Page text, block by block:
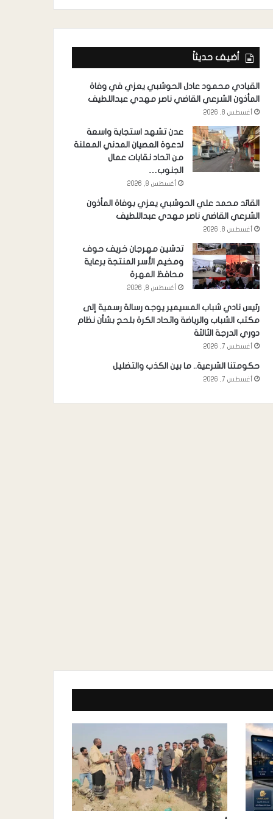
أضيف حديثاً
القيادي محمود عادل الحوشبي يعزي في وفاة
المأذون الشرعي القاضي ناصر مهدي عبداللطيف
أغسطس 8, 2026
عدن تشهد استجابة واسعة
لدعوة العصيان المدني المعلنة
من اتحاد نقابات عمال
الجنوب…
أغسطس 8, 2026
القائد محمد علي الحوشبي يعزي بوفاة المأذون
الشرعي القاضي ناصر مهدي عبداللطيف
أغسطس 8, 2026
تدشين مهرجان خريف حوف
ومخيم الأسر المنتجة برعاية
محافظ المهرة
أغسطس 8, 2026
رئيس نادي شباب المسيمير يوجه رسالة رسمية إلى
مكتب الشباب والرياضة واتحاد الكرة بلحج بشأن نظام
دوري الدرجة الثالثة
أغسطس 7, 2026
حكومتنا الشرعية.. ما بين الكذب والتضليل
أغسطس 7, 2026